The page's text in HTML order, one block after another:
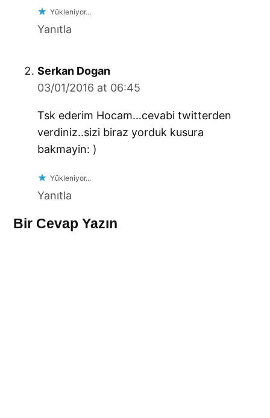
Yükleniyor...
Yanıtla
Serkan Dogansays:
03/01/2016 at 06:45
Tsk ederim Hocam…cevabi twitterden
verdiniz..sizi biraz yorduk kusura
bakmayin: )
Yükleniyor...
Yanıtla
Leave
Bir Cevap Yazın